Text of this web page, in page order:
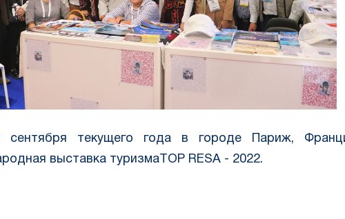
текущего года в городе Париж,
выставка туризмаTOP RESA - 2022.